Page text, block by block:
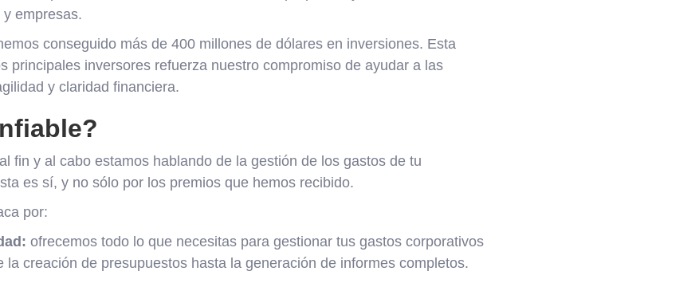
empresas.
conseguido más de 400 millones de dólares en inversiones. Esta
principales inversores refuerza nuestro compromiso de ayudar a las
y claridad financiera.
fin y al cabo estamos hablando de la gestión de los gastos de tu
es sí, y no sólo por los premios que hemos recibido.
por:
ofrecemos todo lo que necesitas para gestionar tus gastos corporativos
la creación de presupuestos hasta la generación de informes completos.